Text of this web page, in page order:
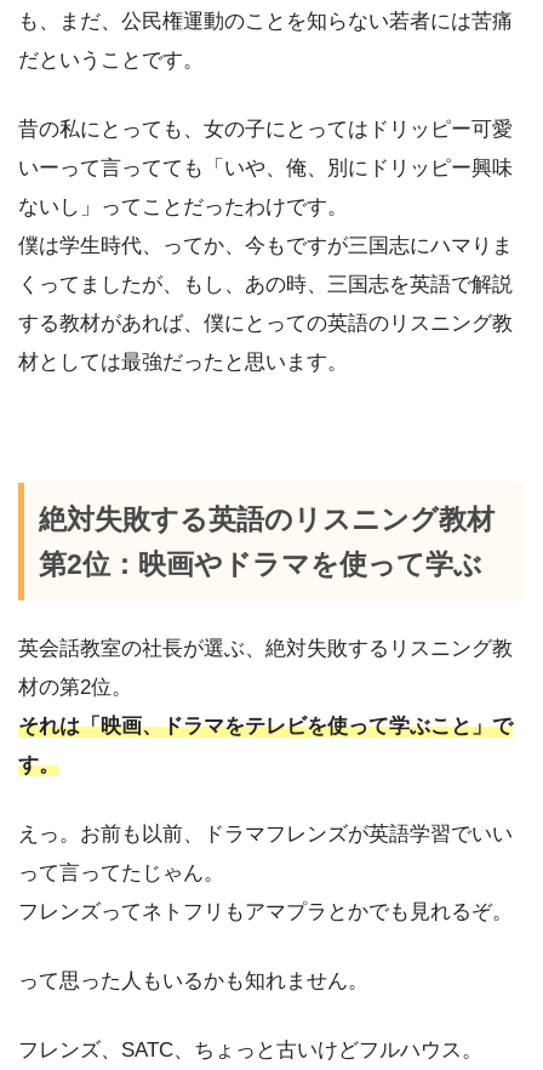
も、まだ、公民権運動のことを知らない若者には苦痛
だということです。
昔の私にとっても、女の子にとってはドリッピー可愛
いーって言ってても「いや、俺、別にドリッピー興味
ないし」ってことだったわけです。
僕は学生時代、ってか、今もですが三国志にハマりま
くってましたが、もし、あの時、三国志を英語で解説
する教材があれば、僕にとっての英語のリスニング教
材としては最強だったと思います。
絶対失敗する英語のリスニング教材
第2位：映画やドラマを使って学ぶ
英会話教室の社長が選ぶ、絶対失敗するリスニング教
材の第2位。
それは「映画、ドラマをテレビを使って学ぶこと」で
す。
えっ。お前も以前、ドラマフレンズが英語学習でいい
って言ってたじゃん。
フレンズってネトフリもアマプラとかでも見れるぞ。
って思った人もいるかも知れません。
フレンズ、SATC、ちょっと古いけどフルハウス。